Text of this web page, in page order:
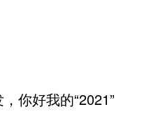
你好我的“2021”